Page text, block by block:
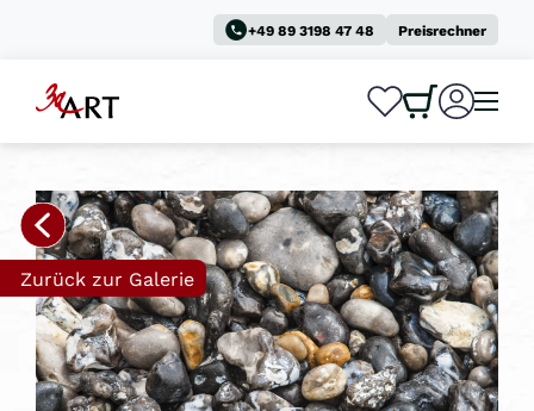
+49 89 3198 47 48 Preisrechner
0
Zurück zur Galerie